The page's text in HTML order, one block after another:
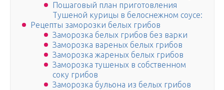
Пошаговый план приготовления
Тушеной курицы в белоснежном соусе:
Рецепты заморозки белых грибов
Заморозка белых грибов без варки
Заморозка вареных белых грибов
Заморозка жареных белых грибов
Заморозка тушеных в собственном
соку грибов
Заморозка бульона из белых грибов